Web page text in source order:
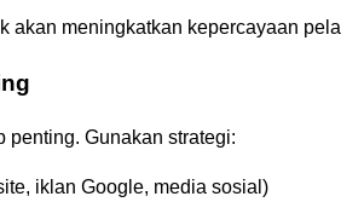
akan meningkatkan kepercayaan
penting. Gunakan strategi:
iklan Google, media sosial)